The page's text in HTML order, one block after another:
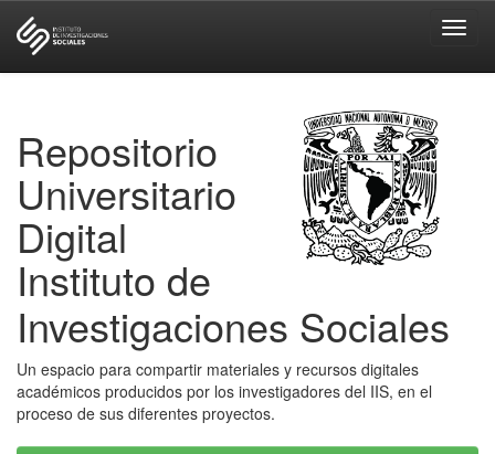
Repositorio
Universitario
Digital
Instituto de
Investigaciones Sociales
Un espacio para compartir materiales y recursos digitales
académicos producidos por los investigadores del IIS, en el
proceso de sus diferentes proyectos.